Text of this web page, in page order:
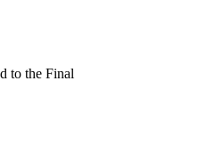
to the Final